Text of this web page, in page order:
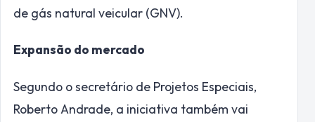
de gás natural veicular (GNV).
Expansão do mercado
Segundo o secretário de Projetos Especiais,
Roberto Andrade, a iniciativa também vai